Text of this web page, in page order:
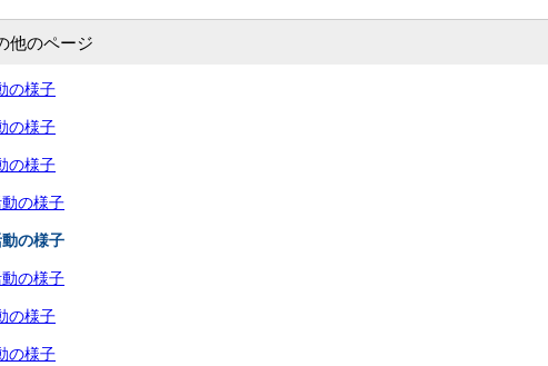
他のページ
の様子
の様子
の様子
の様子
の様子
の様子
の様子
の様子